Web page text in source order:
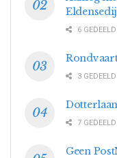
6 GEDEELD
3 GEDEELD
7 GEDEELD
Geen